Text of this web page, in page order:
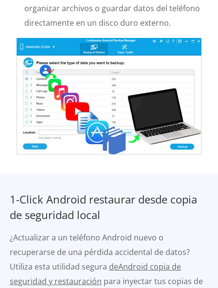
organizar archivos o guardar datos del teléfono
directamente en un disco duro externo.
1-Click Android restaurar desde copia
de seguridad local
¿Actualizar a un teléfono Android nuevo o
recuperarse de una pérdida accidental de datos?
Utiliza esta utilidad segura deAndroid copia de
seguridad y restauración para inyectar tus copias de